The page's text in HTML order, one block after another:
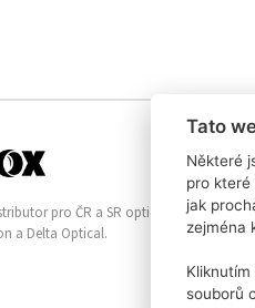
pro ČR a SR optických přístrojů
a Delta Optical.
Tato
Některé
pro které
jak
zejména
souborů